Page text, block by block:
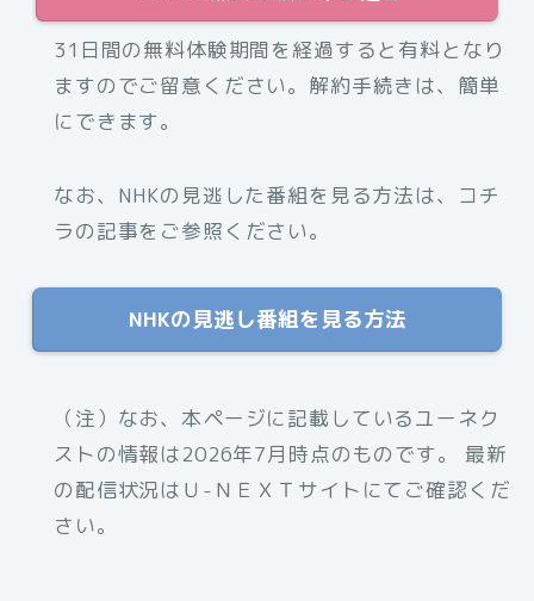
31日間の無料体験期間を経過すると有料となり
ますのでご留意ください。解約手続きは、簡単
にできます。
なお、NHKの見逃した番組を見る方法は、コチ
ラの記事をご参照ください。
NHKの見逃し番組を見る方法
（注）なお、本ページに記載しているユーネク
ストの情報は2026年7月時点のものです。 最新
の配信状況はＵ-ＮＥＸＴサイトにてご確認くだ
さい。